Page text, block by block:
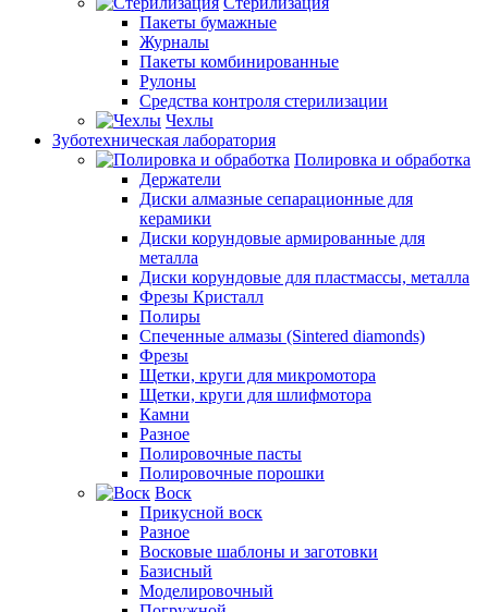
Пакеты бумажные
Журналы
Пакеты комбинированные
Рулоны
Средства контроля стерилизации
Чехлы
Зуботехническая лаборатория
Полировка и обработка
Держатели
Диски алмазные сепарационные для
керамики
Диски корундовые армированные для
металла
Диски корундовые для пластмассы, металла
Фрезы Кристалл
Полиры
Спеченные алмазы (Sintered diamonds)
Фрезы
Щетки, круги для микромотора
Щетки, круги для шлифмотора
Камни
Разное
Полировочные пасты
Полировочные порошки
Воск
Прикусной воск
Разное
Восковые шаблоны и заготовки
Базисный
Моделировочный